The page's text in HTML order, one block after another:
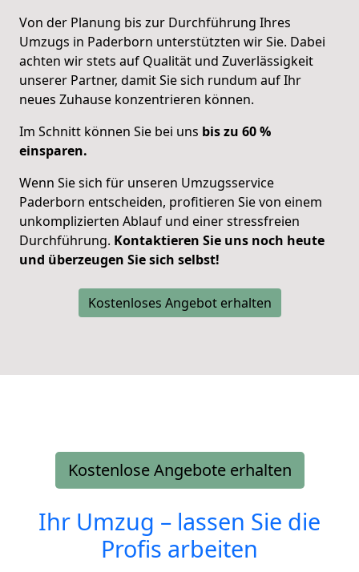
Von der Planung bis zur Durchführung Ihres
Umzugs in Paderborn unterstützten wir Sie. Dabei
achten wir stets auf Qualität und Zuverlässigkeit
unserer Partner, damit Sie sich rundum auf Ihr
neues Zuhause konzentrieren können.
Im Schnitt können Sie bei uns bis zu 60 %
einsparen.
Wenn Sie sich für unseren Umzugsservice
Paderborn entscheiden, profitieren Sie von einem
unkomplizierten Ablauf und einer stressfreien
Durchführung. Kontaktieren Sie uns noch heute
und überzeugen Sie sich selbst!
Kostenloses Angebot erhalten
Kostenlose Angebote erhalten
Ihr Umzug – lassen Sie die
Profis arbeiten